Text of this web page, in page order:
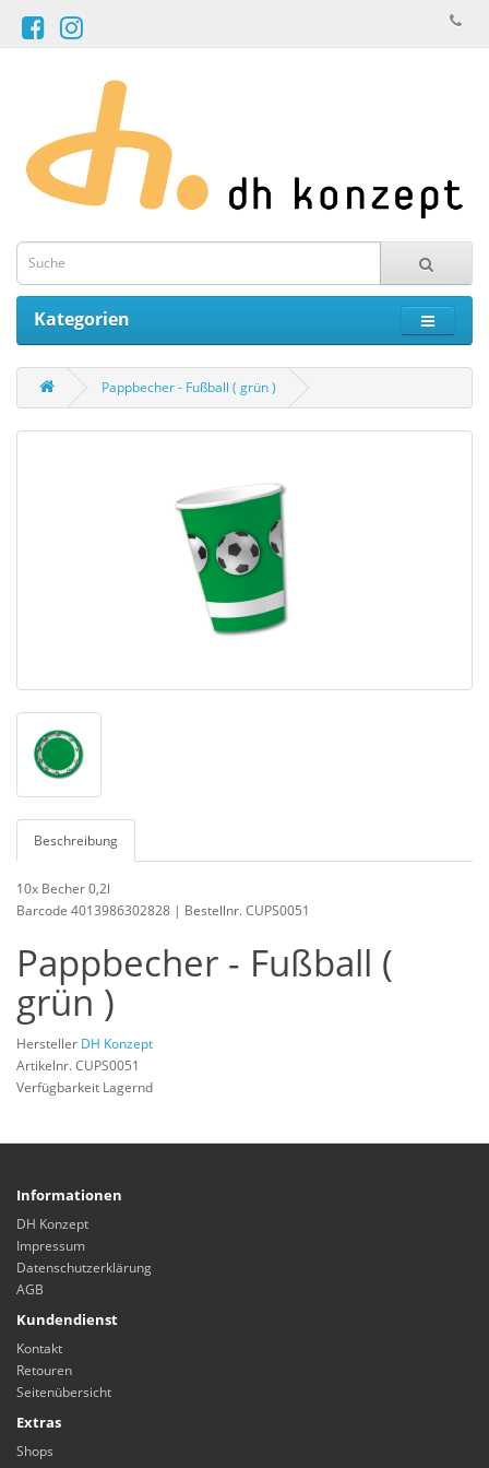
Kategorien
Pappbecher - Fußball ( grün )
Beschreibung
10x Becher 0,2l
Barcode 4013986302828 | Bestellnr. CUPS0051
Pappbecher - Fußball (
grün )
Hersteller DH Konzept
Artikelnr. CUPS0051
Verfügbarkeit Lagernd
Informationen
DH Konzept
Impressum
Datenschutzerklärung
AGB
Kundendienst
Kontakt
Retouren
Seitenübersicht
Extras
Shops